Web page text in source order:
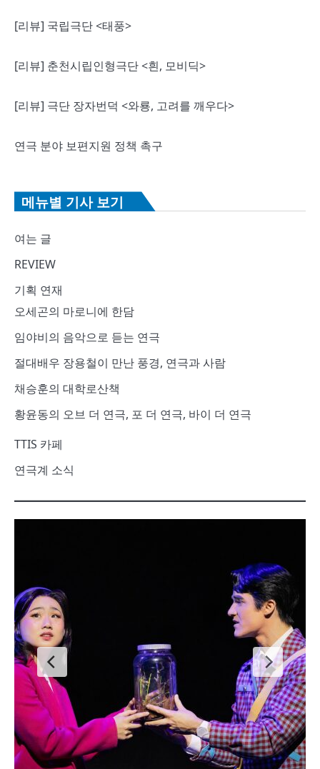
[리뷰] 국립극단 <태풍>
[리뷰] 춘천시립인형극단 <흰, 모비딕>
[리뷰] 극단 장자번덕 <와룡, 고려를 깨우다>
연극 분야 보편지원 정책 촉구
메뉴별 기사 보기
여는 글
REVIEW
기획 연재
오세곤의 마로니에 한담
임야비의 음악으로 듣는 연극
절대배우 장용철이 만난 풍경, 연극과 사람
채승훈의 대학로산책
황윤동의 오브 더 연극, 포 더 연극, 바이 더 연극
TTIS 카페
연극계 소식